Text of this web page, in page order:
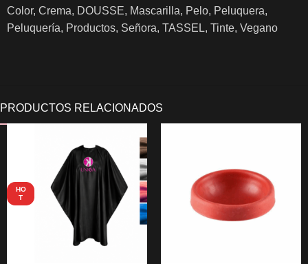
Color, Crema, DOUSSE, Mascarilla, Pelo, Peluquera,
Peluquería, Productos, Señora, TASSEL, Tinte, Vegano
HO
T